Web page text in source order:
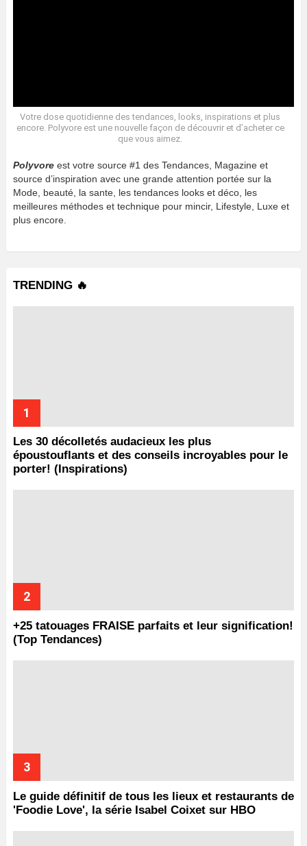
Votre dose quotidienne des tendances, looks, inspirations et plus
encore. Polyvore est une nouvelle façon de découvrir et d’acheter ce
que vous aimez.
Polyvore est votre source #1 des Tendances, Magazine et
source d’inspiration avec une grande attention portée sur la
Mode, beauté, la sante, les tendances looks et déco, les
meilleures méthodes et technique pour mincir, Lifestyle, Luxe et
plus encore.
TRENDING 🔥
Les 30 décolletés audacieux les plus
époustouflants et des conseils incroyables pour le
porter! (Inspirations)
+25 tatouages ​​FRAISE parfaits et leur signification!
(Top Tendances)
Le guide définitif de tous les lieux et restaurants de
'Foodie Love', la série Isabel Coixet sur HBO